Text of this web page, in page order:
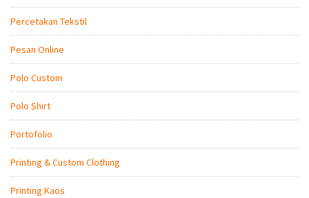
Percetakan Tekstil
Pesan Online
Polo Custom
Polo Shirt
Portofolio
Printing & Custom Clothing
Printing Kaos